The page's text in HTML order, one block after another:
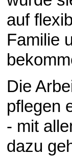
auf
Familie
Die
pflegen
- mit
dazu